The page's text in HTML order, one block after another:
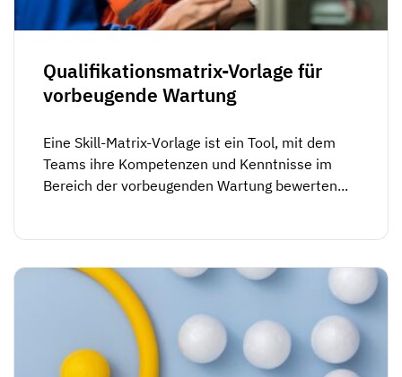
Mitarbeiterprofile
Schulungshistorie
Zertifikate & Lizenzen
Frontline Skills App
Compliance
Mitarbeiterbereitschaft
Einblicke
ansehen
Nach Rollen
Ausbildungskoordinator
Betriebsleiter
ICT-Manager
Auditor
Intersnack
Syngenta
Verpackung
Customer Success
Wissensdatenbank
AG5-Status
Unterstützung
Unternehmen
Kontaktieren Sie uns
Qualifikationsmatrix-Vorlage für
vorbeugende Wartung
Eine Skill-Matrix-Vorlage ist ein Tool, mit dem
Teams ihre Kompetenzen und Kenntnisse im
Bereich der vorbeugenden Wartung bewerten...